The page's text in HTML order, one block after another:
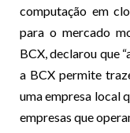
computação em
para o mercado
BCX, declarou que
a BCX permite
uma empresa local
empresas que